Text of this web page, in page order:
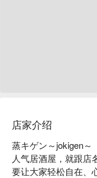
店家介绍
蒸キゲン～jokigen～
人气居酒屋，就跟店
要让大家轻松自在、